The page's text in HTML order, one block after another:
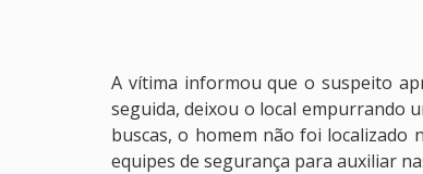
A vítima informou que o suspeito
seguida, deixou o local empurrando
buscas, o homem não foi localizado
equipes de segurança para auxiliar